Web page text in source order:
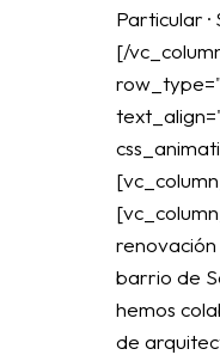
Particular
[/
barrio de
hemos
de